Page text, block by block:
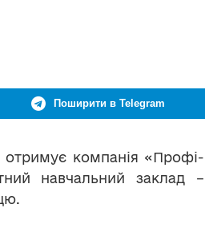
Поширити в Telegram
отримує компанія
навчальний заклад